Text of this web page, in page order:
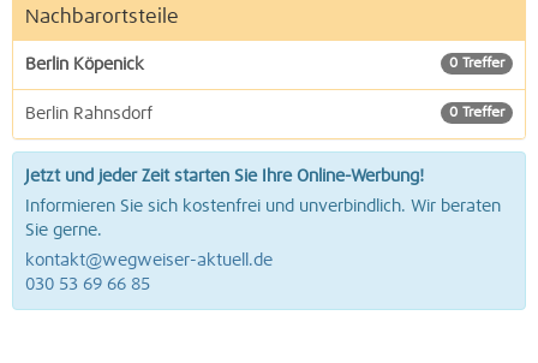
Nachbarortsteile
0 Treffer
Berlin Köpenick
0 Treffer
Berlin Rahnsdorf
Jetzt und jeder Zeit starten Sie Ihre Online-Werbung!
Informieren Sie sich kostenfrei und unverbindlich. Wir beraten
Sie gerne.
kontakt@wegweiser-aktuell.de
030 53 69 66 85